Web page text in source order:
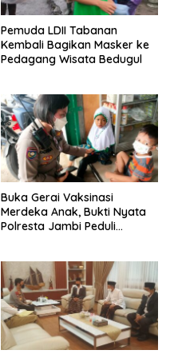
Pemuda LDII Tabanan
Kembali Bagikan Masker ke
Pedagang Wisata Bedugul
Buka Gerai Vaksinasi
Merdeka Anak, Bukti Nyata
Polresta Jambi Peduli